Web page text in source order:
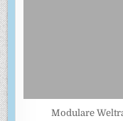
Modulare